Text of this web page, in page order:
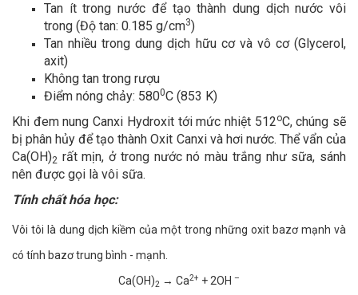
Tan ít trong nước để tạo thành dung dịch nước vôi
trong (Độ tan: 0.185 g/cm3)
Tan nhiều trong dung dịch hữu cơ và vô cơ (Glycerol,
axit)
Không tan trong rượu
Điểm nóng chảy: 5800C (853 K)
Khi đem nung Canxi Hydroxit tới mức nhiệt 512oC, chúng sẽ
bị phân hủy để tạo thành Oxit Canxi và hơi nước. Thể vẩn của
Ca(OH)2 rất mịn, ở trong nước nó màu trắng như sữa, sánh
nên được gọi là vôi sữa.
Tính chất hóa học:
Vôi tôi là dung dịch kiềm của một trong những oxit bazơ mạnh và
có tính bazơ trung bình - mạnh.
Ca(OH)2 → Ca2+ + 2OH –